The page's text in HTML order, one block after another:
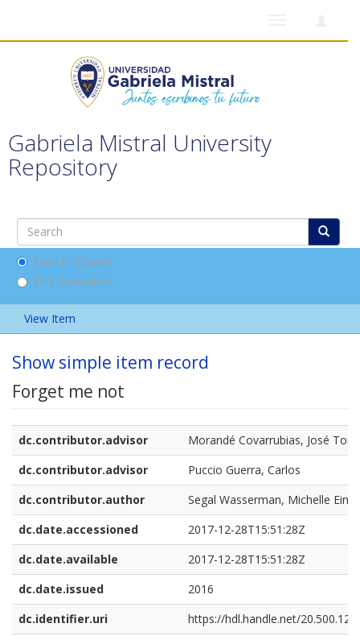
Gabriela Mistral University
Repository
Search DSpace
This Collection
View Item
Show simple item record
Forget me not
dc.contributor.advisor
Morandé Covarrubias, José
dc.contributor.advisor
Puccio Guerra, Carlos
dc.contributor.author
Segal Wasserman, Michelle Einat
dc.date.accessioned
2017-12-28T15:51:28Z
dc.date.available
2017-12-28T15:51:28Z
dc.date.issued
2016
dc.identifier.uri
https://hdl.handle.net/